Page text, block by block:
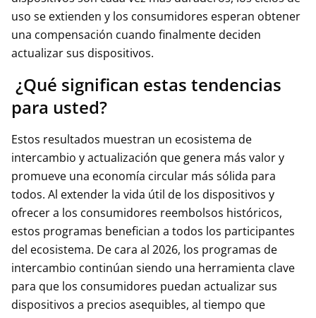
uso se extienden y los consumidores esperan obtener
una compensación cuando finalmente deciden
actualizar sus dispositivos.
¿Qué significan estas tendencias
para usted?
Estos resultados muestran un ecosistema de
intercambio y actualización que genera más valor y
promueve una economía circular más sólida para
todos. Al extender la vida útil de los dispositivos y
ofrecer a los consumidores reembolsos históricos,
estos programas benefician a todos los participantes
del ecosistema. De cara al 2026, los programas de
intercambio continúan siendo una herramienta clave
para que los consumidores puedan actualizar sus
dispositivos a precios asequibles, al tiempo que